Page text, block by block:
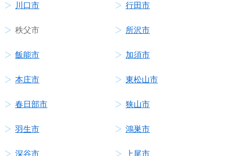
川口市 行田市
秩父市 所沢市
飯能市 加須市
本庄市 東松山市
春日部市 狭山市
羽生市 鴻巣市
深谷市 上尾市